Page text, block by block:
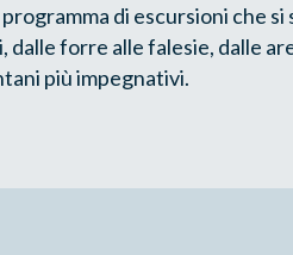
di escursioni che si
dalle forre alle falesie, dalle
più impegnativi.